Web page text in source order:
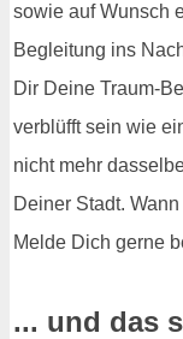
sowie auf Wunsch
Begleitung ins
Dir Deine Traum-
verblüfft sein wie
nicht mehr
Deiner Stadt.
Melde Dich gerne
... und das